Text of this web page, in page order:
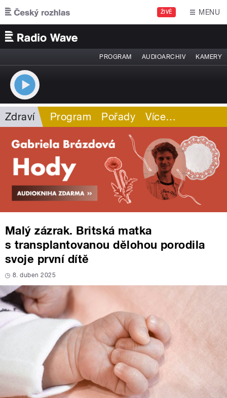
Přejít k hlavnímu obsahu
ŽIVĚ MENU
PROGRAM AUDIOARCHIV KAMERY
Zdraví Program Pořady Více…
Malý zázrak. Britská matka
s transplantovanou dělohou porodila
svoje první dítě
8. duben 2025